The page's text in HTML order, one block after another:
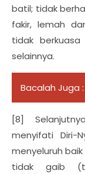
batil; tidak
fakir, lemah
tidak
selainnya.
Bacalah Juga :
[8]
menyifati Diri-
menyeluruh
tidak gaib